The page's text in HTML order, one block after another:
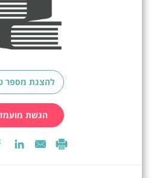
להצגת מספר
הגשת